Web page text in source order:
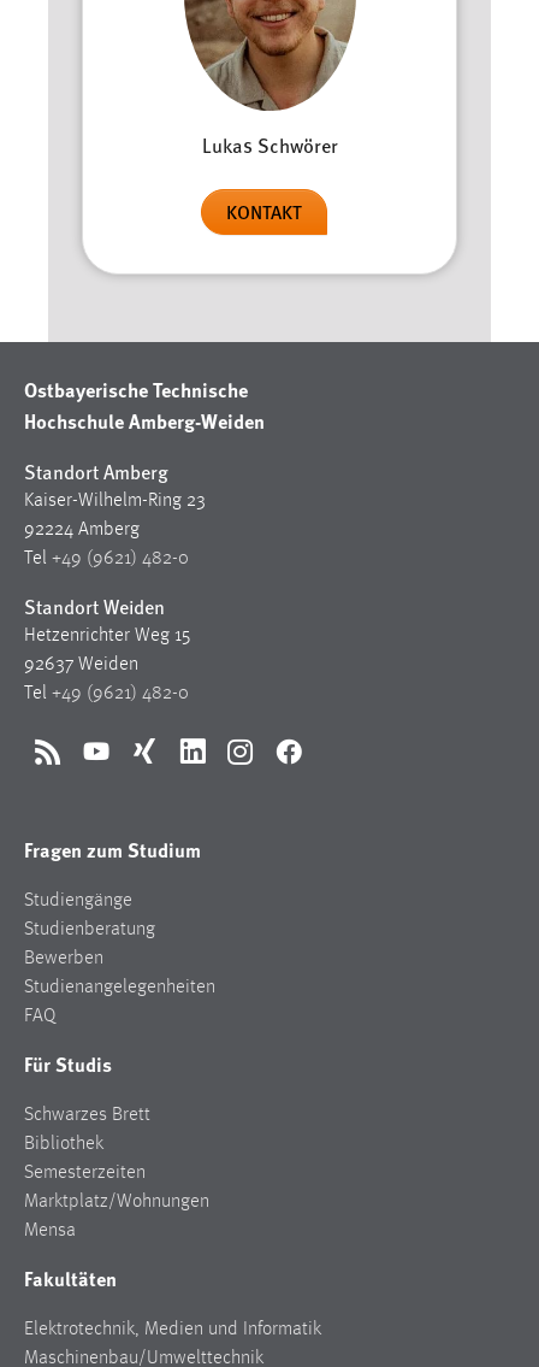
Lukas Schwörer
KONTAKT
Ostbayerische Technische
Hochschule Amberg-Weiden
Standort Amberg
Kaiser-Wilhelm-Ring 23
92224 Amberg
Tel +49 (9621) 482-0
Standort Weiden
Hetzenrichter Weg 15
92637 Weiden
Tel +49 (9621) 482-0
RSS YouTubeXing LinkedInInstagramFacebook
Fragen zum Studium
Studiengänge
Studienberatung
Bewerben
Studienangelegenheiten
FAQ
Für Studis
Schwarzes Brett
Bibliothek
Semesterzeiten
Marktplatz/Wohnungen
Mensa
Fakultäten
Elektrotechnik, Medien und Informatik
Maschinenbau/Umwelttechnik